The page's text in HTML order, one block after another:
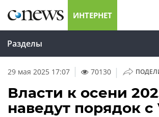
ИНТЕРНЕТ
Разделы
29 мая 2025 17:07 70130 |
Власти к осени
наведут порядок с